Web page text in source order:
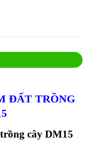
ĐẤT TRỒNG
cây DM15